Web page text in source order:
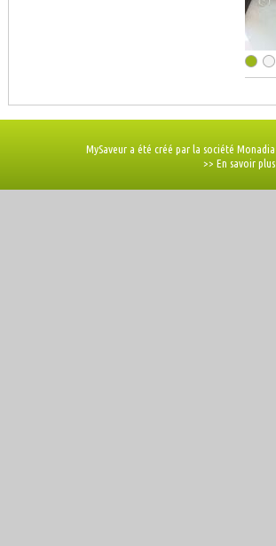
MySaveur a été créé par la société Monadia
>> En savoir plus